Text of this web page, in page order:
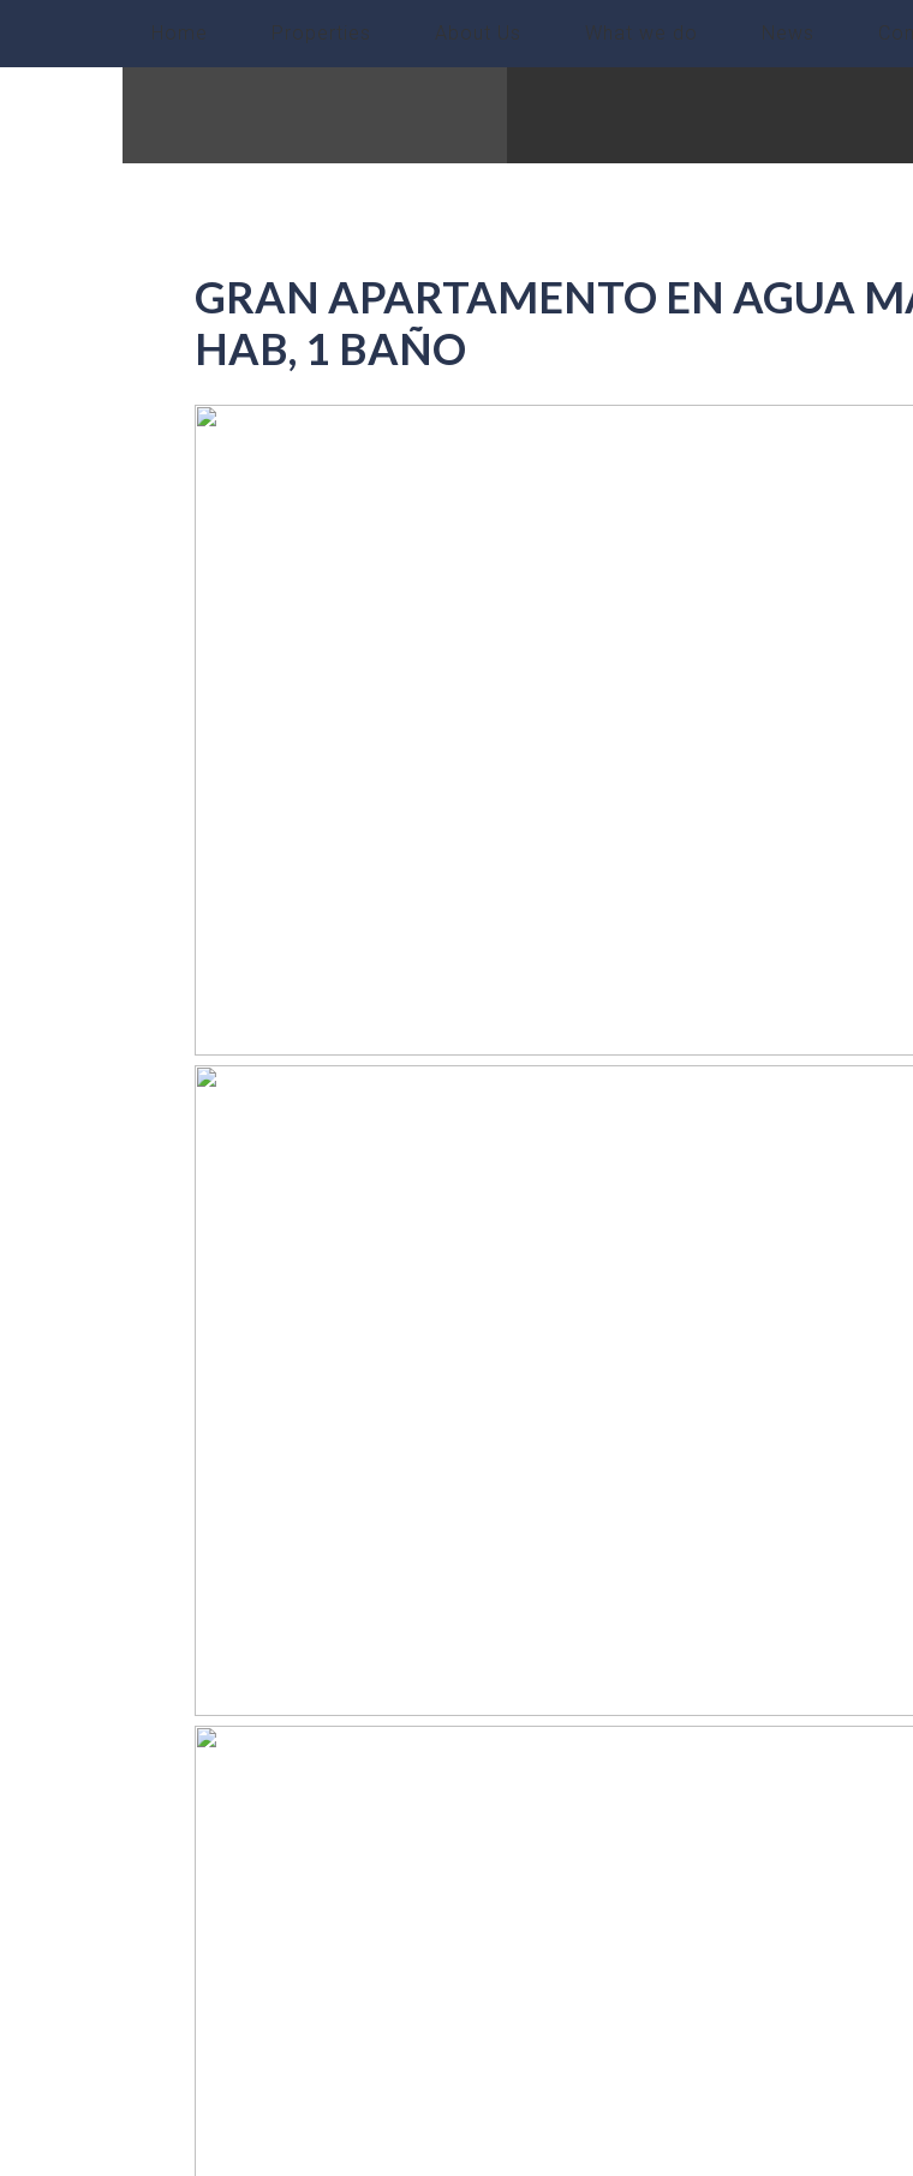
Home Properties About Us What we do News
GRAN APARTAMENTO EN AGUA
HAB, 1 BAÑO